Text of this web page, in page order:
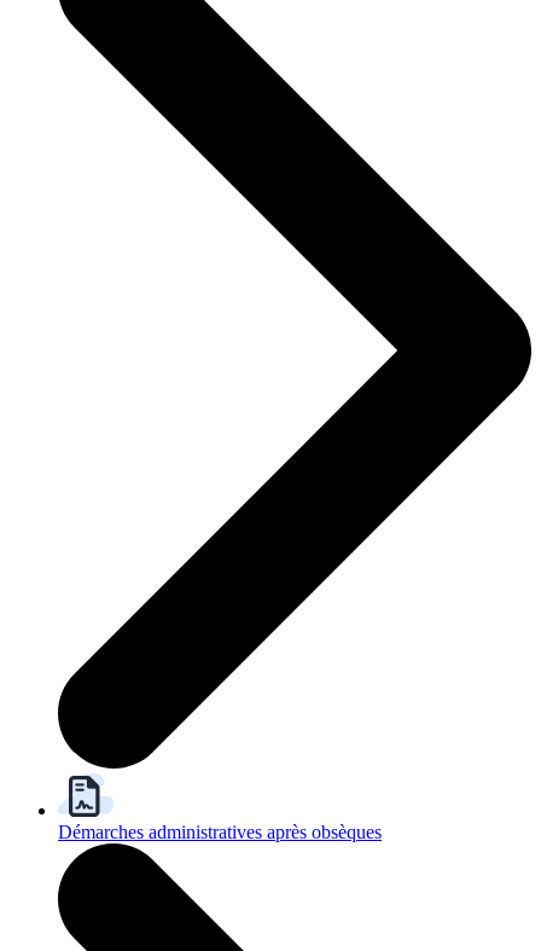
Démarches administratives après obsèques